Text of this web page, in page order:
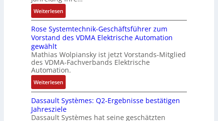
e
E
n
t
w
i
c
k
l
u
n
g
S
y
s
t
e
m
e
i
t
s
k
r
ä
f
t
i
e
r
t
M
a
s
c
h
i
n
e
n
-
n
d
r
m
u
l
t
i
v
a
r
i
b
l
s
e
r
t
L
a
s
e
r
t
r
Weiterlesen:
D
a
s
T
-
R
ü
c
k
g
Rose Systemtechnik-Geschäftsführer zum
Vorstand des VDMA Elektrische Automation
gewählt
Mathias Wolpiansky ist jetzt Vorstands-Mitglied
des VDMA-Fachverbands Elektrische
Automation.
Weiterlesen:
R
o
s
e
Dassault Systèmes: Q2-Ergebnisse bestätigen
Jahresziele
Dassault Systèmes hat seine geschätzten